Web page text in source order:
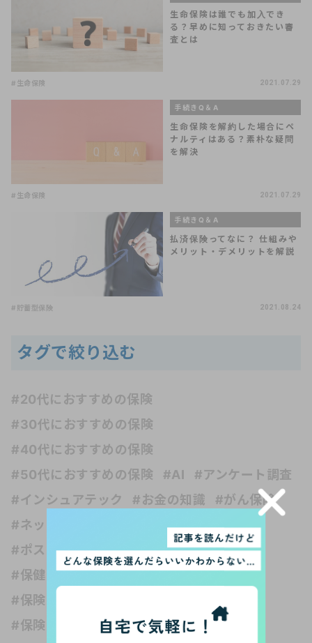
生命保険は誰でも加入でき
る？早めに知っておきたい審
査とは
#生命保険 2021.07.29
手続きQ＆A
生命保険を解約した場合にペ
ナルティはある？素朴な疑問
を解決
#生命保険 2021.07.29
手続きQ＆A
払済保険ってなに？ 仕組みや
メリット・デメリットを解説
#貯蓄型保険 2021.08.24
タグで絞り込む
#20代におすすめの保険
#30代におすすめの保険
#40代におすすめの保険
#50代におすすめの保険
#AI
#アンケート調査
#インシュアテック
#お金の知識
#がん保険
#ネット保険
#フリーランス
#ペット保険
#ポスト・ホケニズムの生活考
#介護保険
#保健の種類
#保険 受取人
#保険 妊娠
#保険 独身
#保険どれくらい入る？
#保険と健康